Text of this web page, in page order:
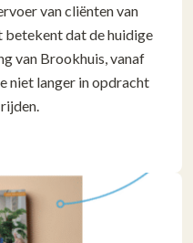
van cliënten van
betekent dat de huidige
van Brookhuis, vanaf
niet langer in opdracht